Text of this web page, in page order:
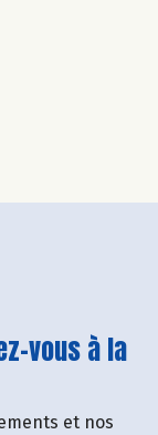
vous à la
et nos